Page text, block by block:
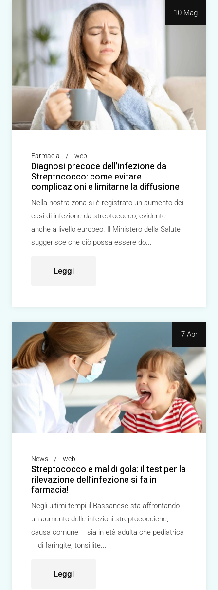
10 Mag
Farmacia web
Diagnosi precoce dell’infezione da
Streptococco: come evitare
complicazioni e limitarne la diffusione
Nella nostra zona si è registrato un aumento dei
casi di infezione da streptococco, evidente
anche a livello europeo. Il Ministero della Salute
suggerisce che ciò possa essere do
Leggi
7 Apr
News web
Streptococco e mal di gola: il test per la
rilevazione dell’infezione si fa in
farmacia!
Negli ultimi tempi il Bassanese sta affrontando
un aumento delle infezioni streptococciche,
causa comune – sia in età adulta che pediatrica
– di faringite, tonsillite
Leggi